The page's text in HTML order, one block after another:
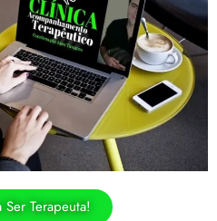
Ser Terapeuta!